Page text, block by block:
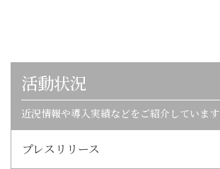
活動状況
近況情報や導入実績などをご紹介しています
プレスリリース